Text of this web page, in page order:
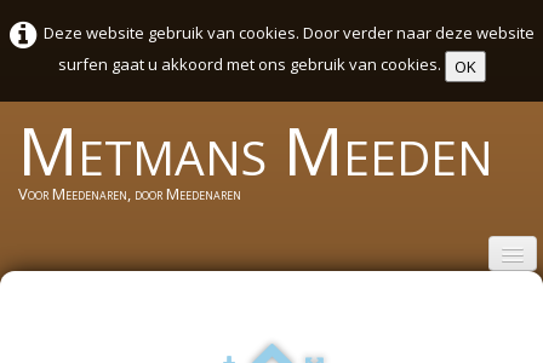
Deze website gebruik van cookies. Door verder naar deze website
surfen gaat u akkoord met ons gebruik van cookies.
OK
Metmans Meeden
Voor Meedenaren, door Meedenaren